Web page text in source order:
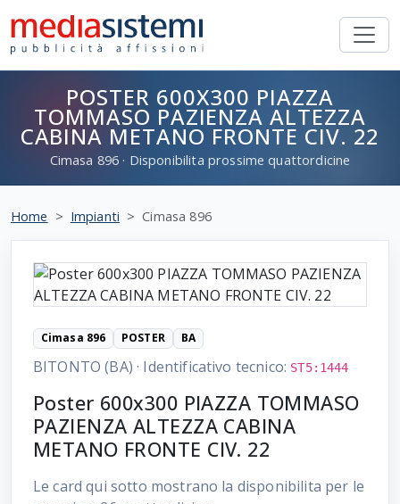
POSTER 600X300 PIAZZA
TOMMASO PAZIENZA ALTEZZA
CABINA METANO FRONTE CIV. 22
Cimasa 896 · Disponibilita prossime quattordicine
Home Impianti Cimasa 896
Cimasa 896 POSTER BA
BITONTO (BA) · Identificativo tecnico: ST5:1444
Poster 600x300 PIAZZA TOMMASO
PAZIENZA ALTEZZA CABINA
METANO FRONTE CIV. 22
Le card qui sotto mostrano la disponibilita per le